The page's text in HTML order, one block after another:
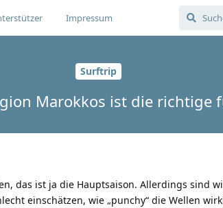
Impressum
Surftrip
Marokkos ist die richtige
das ist ja die Hauptsaison. Allerdings sind
einschätzen, wie „punchy“ die Wellen